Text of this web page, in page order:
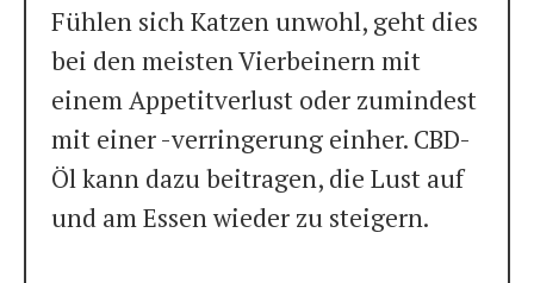
Fühlen sich Katzen unwohl, geht dies
bei den meisten Vierbeinern mit
einem Appetitverlust oder zumindest
mit einer -verringerung einher. CBD-
Öl kann dazu beitragen, die Lust auf
und am Essen wieder zu steigern.